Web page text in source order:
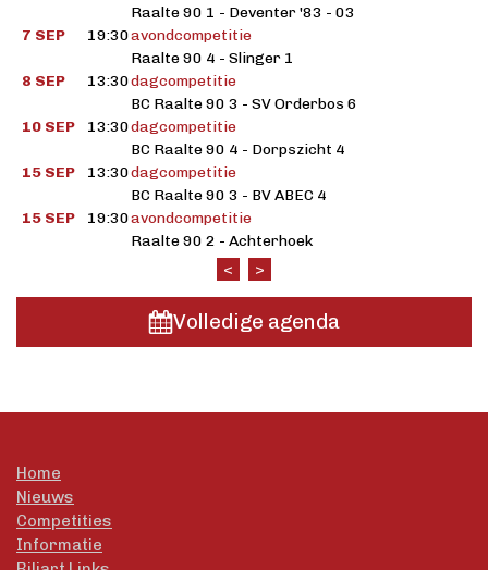
Raalte 90 1 - Deventer '83 - 03
7 SEP
19:30avondcompetitie
Raalte 90 4 - Slinger 1
8 SEP
13:30dagcompetitie
BC Raalte 90 3 - SV Orderbos 6
10 SEP
13:30dagcompetitie
BC Raalte 90 4 - Dorpszicht 4
15 SEP
13:30dagcompetitie
BC Raalte 90 3 - BV ABEC 4
15 SEP
19:30avondcompetitie
Raalte 90 2 - Achterhoek
<
>
Volledige agenda
Home
Nieuws
Competities
Informatie